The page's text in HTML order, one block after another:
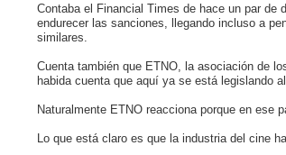
Contaba el Financial Times de hace un par
endurecer las sanciones, llegando incluso a
similares.
Cuenta también que ETNO, la asociación de
habida cuenta que aquí ya se está legislando
Naturalmente ETNO reacciona porque en ese
Lo que está claro es que la industria del cine